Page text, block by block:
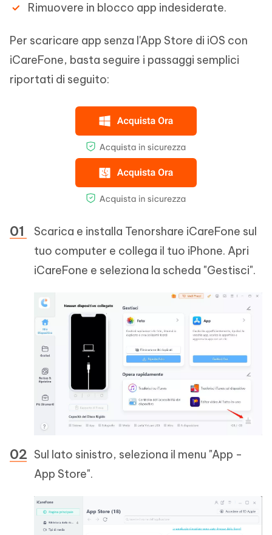
Rimuovere in blocco app indesiderate.
Per scaricare app senza l'App Store di iOS con
iCareFone, basta seguire i passaggi semplici
riportati di seguito:
Scarica e installa Tenorshare iCareFone sul
tuo computer e collega il tuo iPhone. Apri
iCareFone e seleziona la scheda "Gestisci".
Sul lato sinistro, seleziona il menu "App -
App Store".